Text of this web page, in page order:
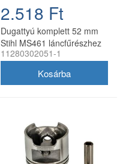
2.518 Ft
Dugattyú komplett 52 mm
Stihl MS461 láncfűrészhez
utángyártott
11280302051-1